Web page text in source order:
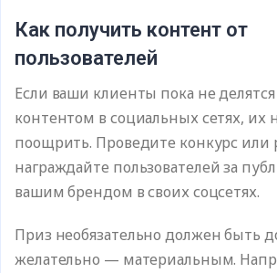
Как получить контент от
пользователей
Если ваши клиенты пока не
контентом в социальных сетях, их
поощрить. Проведите конкурс
награждайте пользователей за
вашим брендом в своих соцсетях.
Приз необязательно должен быть
желательно — материальным.